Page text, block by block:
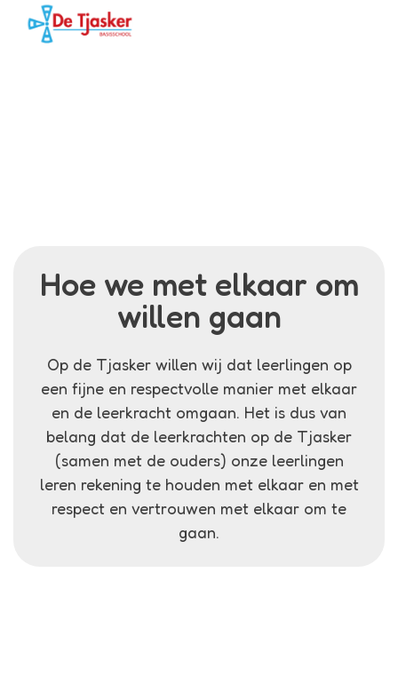
Tjasker
Hoe we met elkaar om
willen gaan
Op de Tjasker willen wij dat leerlingen op
een fijne en respectvolle manier met elkaar
en de leerkracht omgaan. Het is dus van
belang dat de leerkrachten op de Tjasker
(samen met de ouders) onze leerlingen
leren rekening te houden met elkaar en met
respect en vertrouwen met elkaar om te
gaan.